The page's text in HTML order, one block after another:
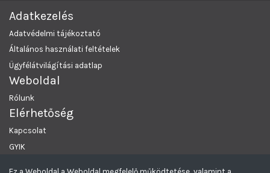
Adatkezelés
Adatvédelmi tájékoztató
Általános használati feltételek
Ügyfélátvilágítási adatlap
Weboldal
Rólunk
Elérhetőség
Kapcsolat
GYIK